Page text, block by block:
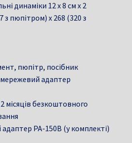
динаміки 12 х 8 см x 2
з пюпітром) x 268 (320 з
пюпітр, посібник
адаптер
місяців безкоштовного
PA-150B (у комплекті)